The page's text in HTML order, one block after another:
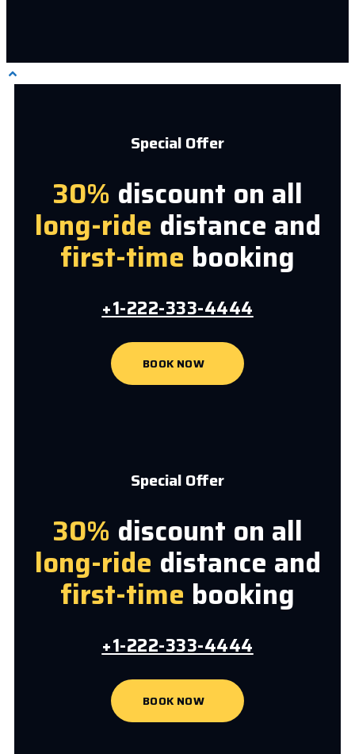
Special Offer
30% discount on all
long-ride distance and
first-time booking
+1-222-333-4444
BOOK NOW
Special Offer
30% discount on all
long-ride distance and
first-time booking
+1-222-333-4444
BOOK NOW